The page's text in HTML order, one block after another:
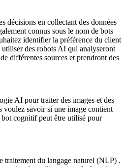
décisions en collectant des données
connus sous le nom de bots
identifier la préférence du client
des robots AI qui analyseront
différentes sources et prendront des
AI pour traiter des images et des
voulez savoir si une image contient
cognitif peut être utilisé pour
traitement du langage naturel (NLP) .